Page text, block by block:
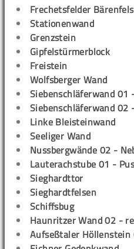
Frechetsfelder
Stationenwand
Grenzstein
Gipfelstürmerblock
Freistein
Wolfsberger Wand
Siebenschläferwand 01
Siebenschläferwand 02
Linke Bleisteinwand
Seeliger Wand
Nussbergwände 02 -
Lauterachstube 01 -
Sieghardttor
Sieghardtfelsen
Schiffsbug
Haunritzer Wand 02 -
Aufseßtaler